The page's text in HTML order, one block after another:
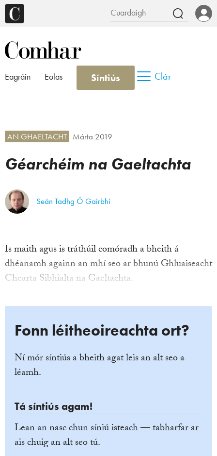
Eagráin Eolas Síntiús Clár
Géarchéim na Gaeltachta
AN GHAELTACHT Márta 2019
Seán Tadhg Ó Gairbhí
Is maith agus is tráthúil comóradh a bheith á
dhéanamh againn an mhí seo ar bhunú Ghluaiseacht
Chearta Sibhialta na Gaeltachta.
Fonn léitheoireachta ort?
Ní mór síntiús a bheith agat leis an alt seo a
léamh.
Tá síntiús agam!
Lean an nasc chun síniú isteach — tabharfar ar
ais chuig an alt seo tú.